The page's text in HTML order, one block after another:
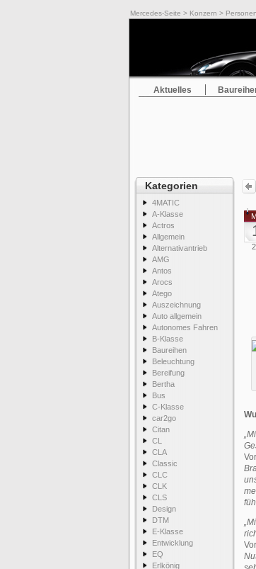
Mercedes-Seite > Konzern > Personen
Aktuelles
Kategorien
4MATIC
A-Klasse
Actros
Allgemein
Alternativantrieb
AMG
Antos
Arocs
Atego
Auszeichnung
Auto allgemein
Autonomes Fahren
B-Klasse
Baureihen
Beleuchtung
Bereifung
Bertha
Bus
C-Klasse
car2go
Citan
CL
CLA
Classic
CLC
CLK
CLS
Design
DTM
E-Klasse
Entwicklung
EQ
Erlkönig